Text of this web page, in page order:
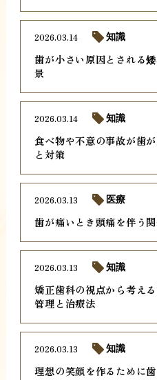
歯が小さい原因とされる
景
2026.03.14 知識
食べ物や不意の事故が歯
と対策
2026.03.14 知識
歯が痛いとき頭痛を伴う
2026.03.13 医療
矯正歯科の視点から考え
管理と治療法
2026.03.13 知識
理想の笑顔を作るために
2026.03.13 知識